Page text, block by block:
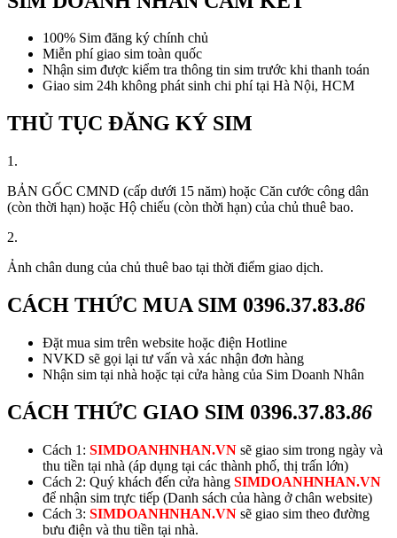
100% Sim đăng ký chính chủ
Miễn phí giao sim toàn quốc
Nhận sim được kiểm tra thông tin sim trước khi thanh toán
Giao sim 24h không phát sinh chi phí tại Hà Nội, HCM
THỦ TỤC ĐĂNG KÝ SIM
1.
BẢN GỐC CMND (cấp dưới 15 năm) hoặc Căn cước công dân
(còn thời hạn) hoặc Hộ chiếu (còn thời hạn) của chủ thuê bao.
2.
Ảnh chân dung của chủ thuê bao tại thời điểm giao dịch.
CÁCH THỨC MUA SIM 0396.37.83.86
Đặt mua sim trên website hoặc điện Hotline
NVKD sẽ gọi lại tư vấn và xác nhận đơn hàng
Nhận sim tại nhà hoặc tại cửa hàng của Sim Doanh Nhân
CÁCH THỨC GIAO SIM 0396.37.83.86
Cách 1: SIMDOANHNHAN.VN sẽ giao sim trong ngày và
thu tiền tại nhà (áp dụng tại các thành phố, thị trấn lớn)
Cách 2: Quý khách đến cửa hàng SIMDOANHNHAN.VN
để nhận sim trực tiếp (Danh sách của hàng ở chân website)
Cách 3: SIMDOANHNHAN.VN sẽ giao sim theo đường
bưu điện và thu tiền tại nhà.